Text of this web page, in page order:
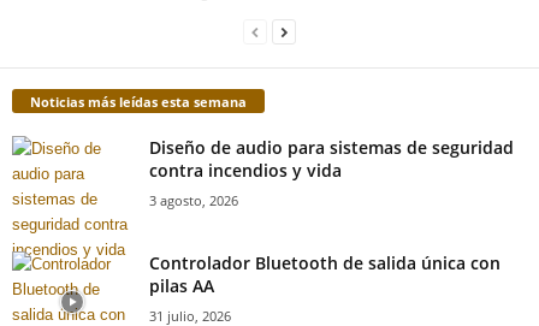
Noticias más leídas esta semana
Diseño de audio para sistemas de seguridad
contra incendios y vida
3 agosto, 2026
Controlador Bluetooth de salida única con
pilas AA
31 julio, 2026